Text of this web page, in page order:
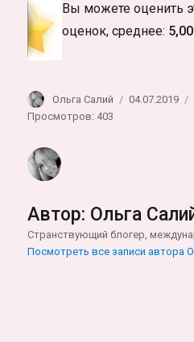
Вы можете оценить
оценок, среднее: 5,00
Автор
Ольга Салий 04.07.2019
Просмотров: 403
Автор: Ольга
Странствующий блогер,
Посмотреть все записи автора